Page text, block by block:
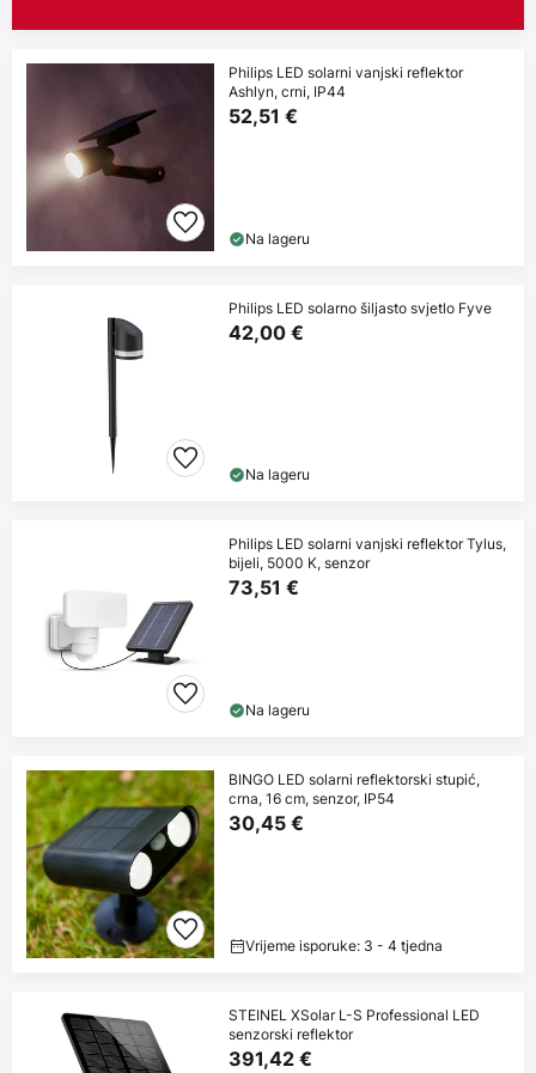
Philips LED solarni vanjski reflektor
Ashlyn, crni, IP44
52,51 €
Na lageru
Philips LED solarno šiljasto svjetlo Fyve
42,00 €
Na lageru
Philips LED solarni vanjski reflektor Tylus,
bijeli, 5000 K, senzor
73,51 €
Na lageru
BINGO LED solarni reflektorski stupić,
crna, 16 cm, senzor, IP54
30,45 €
Vrijeme isporuke: 3 - 4 tjedna
STEINEL XSolar L-S Professional LED
senzorski reflektor
391,42 €